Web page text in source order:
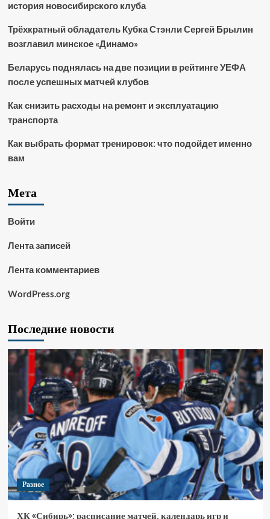
история новосибирского клуба
Трёхкратный обладатель Кубка Стэнли Сергей Брылин
возглавил минское «Динамо»
Беларусь поднялась на две позиции в рейтинге УЕФА
после успешных матчей клубов
Как снизить расходы на ремонт и эксплуатацию
транспорта
Как выбрать формат тренировок: что подойдет именно
вам
Мета
Войти
Лента записей
Лента комментариев
WordPress.org
Последние новости
Разное
ХК «Сибирь»: расписание матчей, календарь игр и